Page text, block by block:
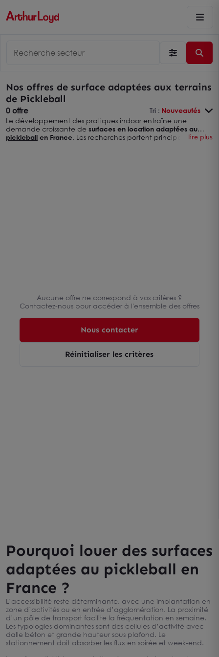
Nos offres de surface adaptées aux terrains
de Pickleball
0 offre Tri : Nouveautés
Le développement des pratiques indoor entraîne une
demande croissante de surfaces en location adaptées au
pickleball en France. Les recherches portent principalement
lire plus
Aucune offre ne correspond à vos critères ?
Contactez-nous pour accéder à l'ensemble des offres
Nous contacter
Réinitialiser les critères
Pourquoi louer des surfaces
adaptées au pickleball en
France ?
L’accessibilité reste déterminante, avec une implantation en
zone d’activités ou en entrée d’agglomération. La proximité
d’un pôle de transport facilite la fréquentation en semaine.
Les typologies dominantes sont des cellules d’activité avec
dalle béton et grande hauteur sous plafond. Le
stationnement doit absorber les flux en soirée et week-end.